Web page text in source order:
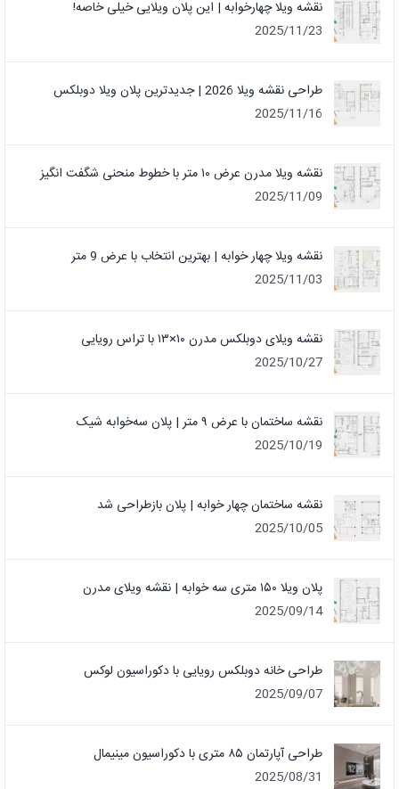
نقشه ویلا چهارخوابه | این پلان ویلایی خیلی خاصه!
2025/11/23
طراحی نقشه ویلا 2026 | جدیدترین پلان ویلا دوبلکس
2025/11/16
نقشه ویلا مدرن عرض ۱۰ متر با خطوط منحنی شگفت انگیز
2025/11/09
نقشه ویلا چهار خوابه | بهترین انتخاب با عرض 9 متر
2025/11/03
نقشه ویلای دوبلکس مدرن ۱۰×۱۳ با تراس رویایی
2025/10/27
نقشه ساختمان با عرض ۹ متر | پلان سه‌خوابه شیک
2025/10/19
نقشه ساختمان چهار خوابه | پلان بازطراحی شد
2025/10/05
پلان ویلا ۱۵۰ متری سه خوابه | نقشه ویلای مدرن
2025/09/14
طراحی خانه دوبلکس رویایی با دکوراسیون لوکس
2025/09/07
طراحی آپارتمان ۸۵ متری با دکوراسیون مینیمال
2025/08/31